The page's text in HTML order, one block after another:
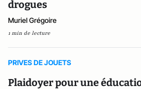
drogues
Muriel Grégoire
1 min de lecture
PRIVES DE JOUETS
Plaidoyer pour une